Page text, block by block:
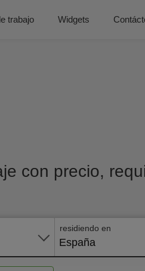
trabajo Widgets
con precio,
residiendo en
España